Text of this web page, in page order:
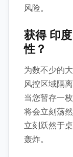
风险。
获得 印
性？
为数不少的
风控区域隔
当您暂存一
将会立刻荡
立刻跃然于
轰炸。